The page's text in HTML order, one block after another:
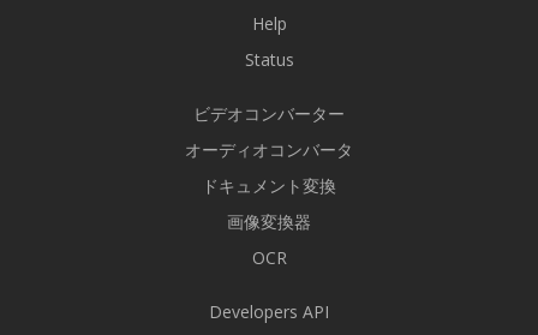
Help
Status
ビデオコンバーター
オーディオコンバータ
ドキュメント変換
画像変換器
OCR
Developers API